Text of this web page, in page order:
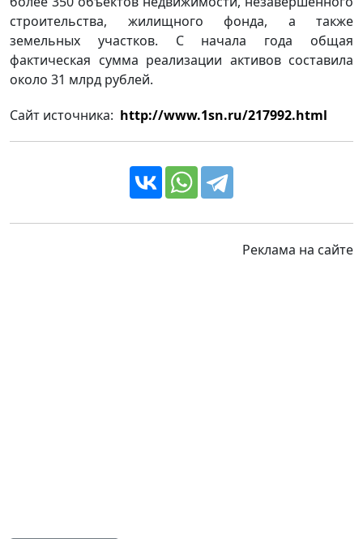
строительства, жилищного фонда, а также
земельных участков. С начала года общая
фактическая сумма реализации активов составила
около 31 млрд рублей.
Сайт источника: http://www.1sn.ru/217992.html
Реклама на сайте